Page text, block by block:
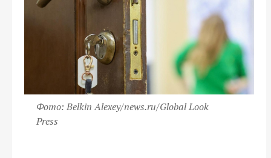
Фото: Belkin Alexey/news.ru/Global Look
Press